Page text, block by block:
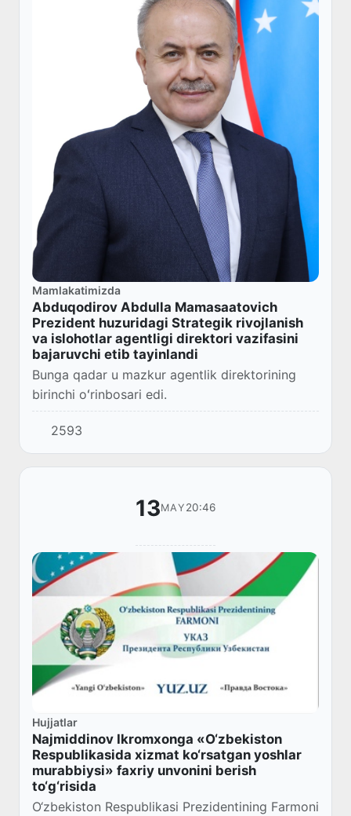
Mamlakatimizda
Abduqodirov Abdulla Mamasaatovich
Prezident huzuridagi Strategik rivojlanish
va islohotlar agentligi direktori vazifasini
bajaruvchi etib tayinlandi
Bunga qadar u mazkur agentlik direktorining
birinchi oʻrinbosari edi.
2593
13MAY 20:46
Hujjatlar
Najmiddinov Ikromxonga «O‘zbekiston
Respublikasida xizmat ko‘rsatgan yoshlar
murabbiysi» faxriy unvonini berish
to‘g‘risida
O‘zbekiston Respublikasi Prezidentining Farmoni